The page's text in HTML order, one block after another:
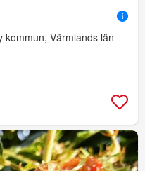
kommun, Värmlands län